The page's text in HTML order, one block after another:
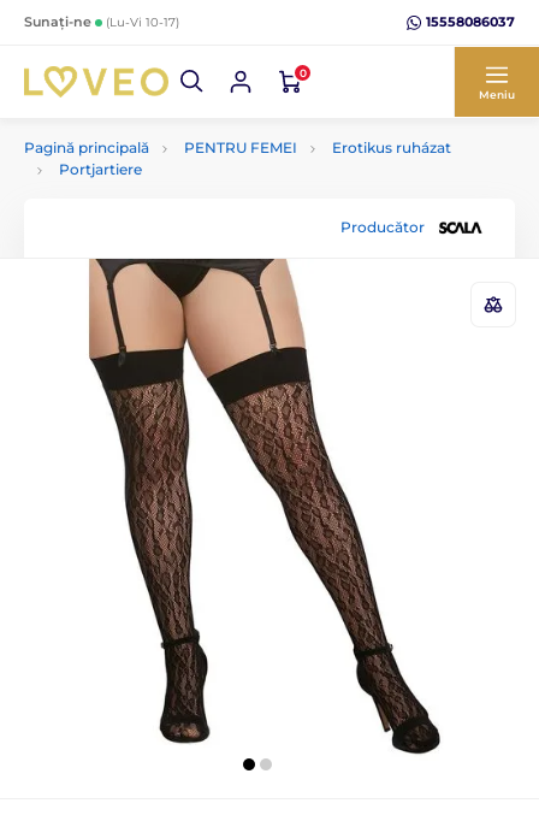
Sunați-ne (Lu-Vi 10-17) 15558086037
0
Meniu
Pagină principală PENTRU FEMEI
Erotikus ruházat
Portjartiere
Producător